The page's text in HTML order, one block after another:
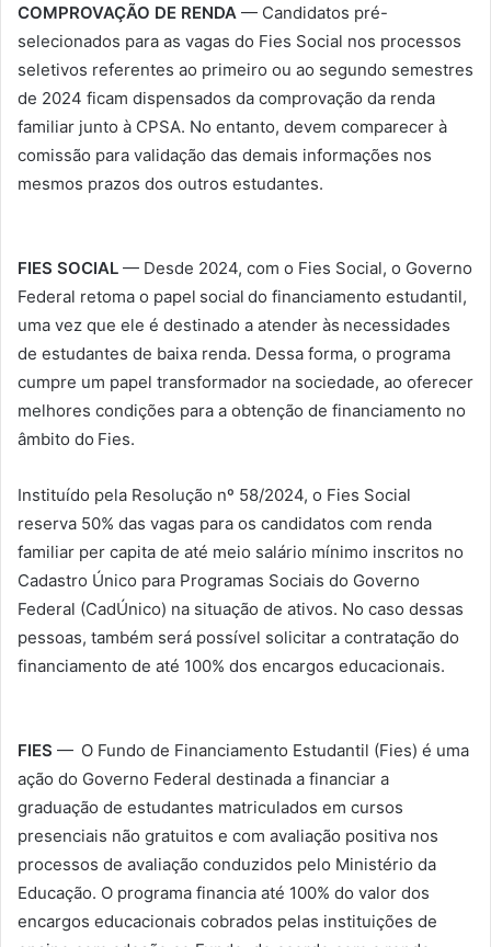
COMPROVAÇÃO DE RENDA — Candidatos pré-
selecionados para as vagas do Fies Social nos processos
seletivos referentes ao primeiro ou ao segundo semestres
de 2024 ficam dispensados da comprovação da renda
familiar junto à CPSA. No entanto, devem comparecer à
comissão para validação das demais informações nos
mesmos prazos dos outros estudantes.
FIES SOCIAL — Desde 2024, com o Fies Social, o Governo
Federal retoma o papel social do financiamento estudantil,
uma vez que ele é destinado a atender às necessidades
de estudantes de baixa renda. Dessa forma, o programa
cumpre um papel transformador na sociedade, ao oferecer
melhores condições para a obtenção de financiamento no
âmbito do Fies.
Instituído pela Resolução nº 58/2024, o Fies Social
reserva 50% das vagas para os candidatos com renda
familiar per capita de até meio salário mínimo inscritos no
Cadastro Único para Programas Sociais do Governo
Federal (CadÚnico) na situação de ativos. No caso dessas
pessoas, também será possível solicitar a contratação do
financiamento de até 100% dos encargos educacionais.
FIES — O Fundo de Financiamento Estudantil (Fies) é uma
ação do Governo Federal destinada a financiar a
graduação de estudantes matriculados em cursos
presenciais não gratuitos e com avaliação positiva nos
processos de avaliação conduzidos pelo Ministério da
Educação. O programa financia até 100% do valor dos
encargos educacionais cobrados pelas instituições de